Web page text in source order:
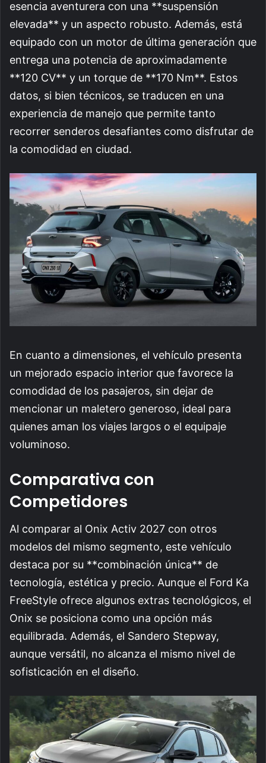
esencia aventurera con una **suspensión
elevada** y un aspecto robusto. Además, está
equipado con un motor de última generación que
entrega una potencia de aproximadamente
**120 CV** y un torque de **170 Nm**. Estos
datos, si bien técnicos, se traducen en una
experiencia de manejo que permite tanto
recorrer senderos desafiantes como disfrutar de
la comodidad en ciudad.
En cuanto a dimensiones, el vehículo presenta
un mejorado espacio interior que favorece la
comodidad de los pasajeros, sin dejar de
mencionar un maletero generoso, ideal para
quienes aman los viajes largos o el equipaje
voluminoso.
Comparativa con
Competidores
Al comparar al Onix Activ 2027 con otros
modelos del mismo segmento, este vehículo
destaca por su **combinación única** de
tecnología, estética y precio. Aunque el Ford Ka
FreeStyle ofrece algunos extras tecnológicos, el
Onix se posiciona como una opción más
equilibrada. Además, el Sandero Stepway,
aunque versátil, no alcanza el mismo nivel de
sofisticación en el diseño.